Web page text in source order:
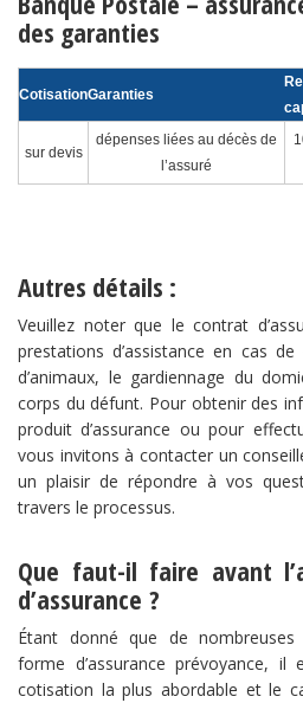
des garanties
CotisationGaranties
sur devis
dépenses liées au décès de
l’assuré
Autres détails :
Veuillez noter que le contrat
prestations d’assistance en cas
d’animaux, le gardiennage du
corps du défunt. Pour obtenir des
produit d’assurance ou pour
vous invitons à contacter un
un plaisir de répondre à vos
travers le processus.
Que faut-il faire avant
d’assurance ?
Étant donné que de
forme d’assurance prévoyance,
cotisation la plus abordable et le